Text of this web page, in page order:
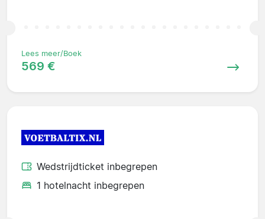
Lees meer/Boek
569 €
Wedstrijdticket inbegrepen
1 hotelnacht inbegrepen